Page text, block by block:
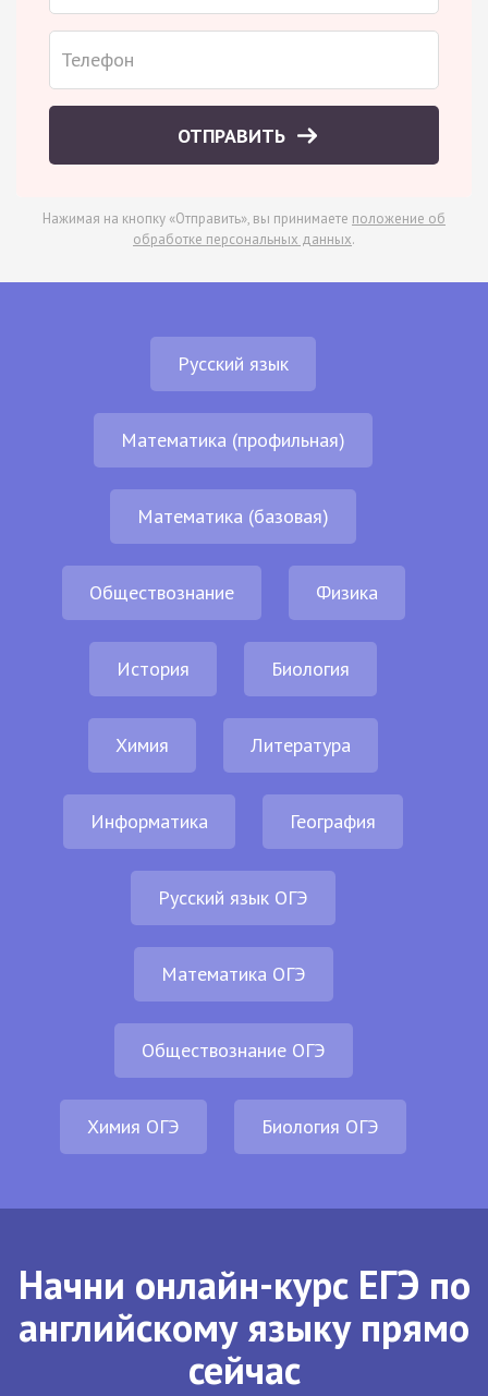
ОТПРАВИТЬ
Нажимая на кнопку «Отправить», вы принимаете положение об
обработке персональных данных.
Русский язык
Математика (профильная)
Математика (базовая)
Обществознание Физика
История Биология
Химия Литература
Информатика География
Русский язык ОГЭ
Математика ОГЭ
Обществознание ОГЭ
Химия ОГЭ Биология ОГЭ
Начни онлайн-курс ЕГЭ по
английскому языку прямо
сейчас